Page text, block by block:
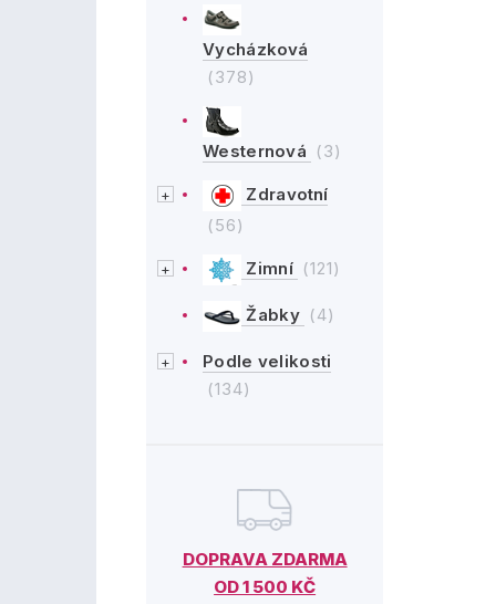
Vycházková
(378)
Westernová (3)
Zdravotní
(56)
Zimní (121)
Žabky (4)
Podle velikosti
(134)
DOPRAVA ZDARMA
OD 1 500 KČ